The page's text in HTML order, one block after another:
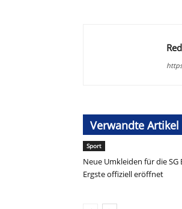
Verwandte Artikel
Sport
Neue Umkleiden für die SG
Ergste offiziell eröffnet